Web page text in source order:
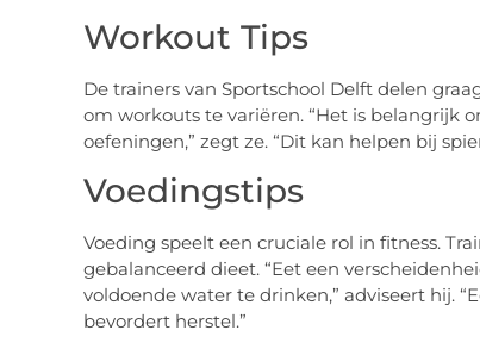
Workout Tips
De trainers van Sportschool Delft delen
om workouts te variëren. “Het is belangrijk
oefeningen,” zegt ze. “Dit kan helpen bij
Voedingstips
Voeding speelt een cruciale rol in fitness.
gebalanceerd dieet. “Eet een
voldoende water te drinken,” adviseert hij.
bevordert herstel.”